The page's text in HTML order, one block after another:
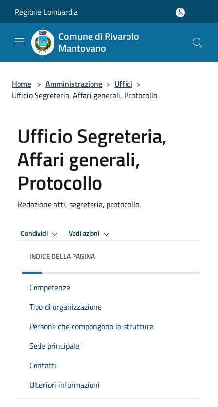
Regione Lombardia
Comune di Rivarolo
Mantovano
Home > Amministrazione > Uffici >
Ufficio Segreteria, Affari generali, Protocollo
Ufficio Segreteria,
Affari generali,
Protocollo
Redazione atti, segreteria, protocollo.
Condividi Vedi azioni
INDICE DELLA PAGINA
Competenze
Tipo di organizzazione
Persone che compongono la struttura
Sede principale
Contatti
Ulteriori informazioni